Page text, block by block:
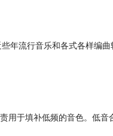
年流行音乐和各式各样编曲
于填补低频的音色。低音